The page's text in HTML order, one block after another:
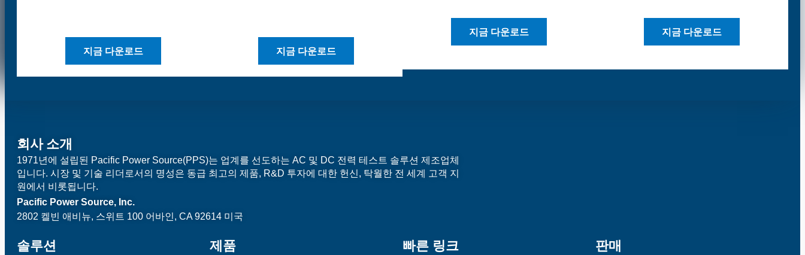
지금 다운로드 지금 다운로드
지금 다운로드 지금 다운로드
회사 소개
1971년에 설립된 Pacific Power Source(PPS)는 업계를 선도하는 AC 및 DC 전력 테스트 솔루션 제조업체
입니다. 시장 및 기술 리더로서의 명성은 동급 최고의 제품, R&D 투자에 대한 헌신, 탁월한 전 세계 고객 지
원에서 비롯됩니다.
Pacific Power Source, Inc.
2802 켈빈 애비뉴, 스위트 100 어바인, CA 92614 미국
솔루션 제품 빠른 링크 판매